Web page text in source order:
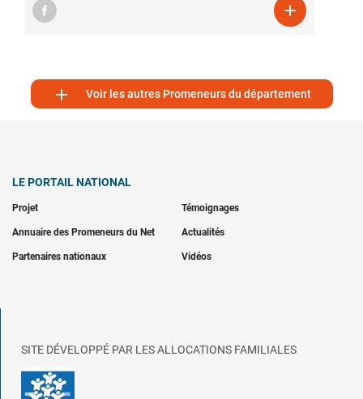

 Voir les autres Promeneurs du département
LE PORTAIL NATIONAL
Projet Témoignages
Annuaire des Promeneurs du Net Actualités
Partenaires nationaux Vidéos
SITE DÉVELOPPÉ PAR LES ALLOCATIONS FAMILIALES